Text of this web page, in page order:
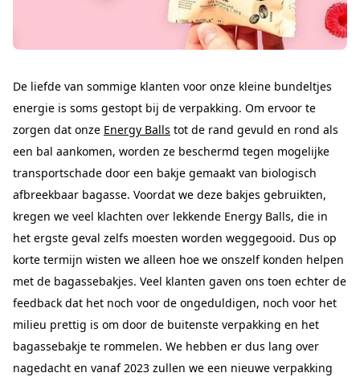
De liefde van sommige klanten voor onze kleine bundeltjes
energie is soms gestopt bij de verpakking. Om ervoor te
zorgen dat onze Energy Balls tot de rand gevuld en rond als
een bal aankomen, worden ze beschermd tegen mogelijke
transportschade door een bakje gemaakt van biologisch
afbreekbaar bagasse. Voordat we deze bakjes gebruikten,
kregen we veel klachten over lekkende Energy Balls, die in
het ergste geval zelfs moesten worden weggegooid. Dus op
korte termijn wisten we alleen hoe we onszelf konden helpen
met de bagassebakjes. Veel klanten gaven ons toen echter de
feedback dat het noch voor de ongeduldigen, noch voor het
milieu prettig is om door de buitenste verpakking en het
bagassebakje te rommelen. We hebben er dus lang over
nagedacht en vanaf 2023 zullen we een nieuwe verpakking